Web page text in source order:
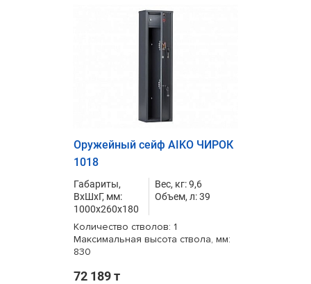
Оружейный сейф AIKO ЧИРОК
1018
Габариты,
ВxШxГ, мм:
1000x260x180
Вес, кг: 9,6
Объем, л: 39
Количество стволов: 1
Максимальная высота ствола, мм:
830
72 189 т